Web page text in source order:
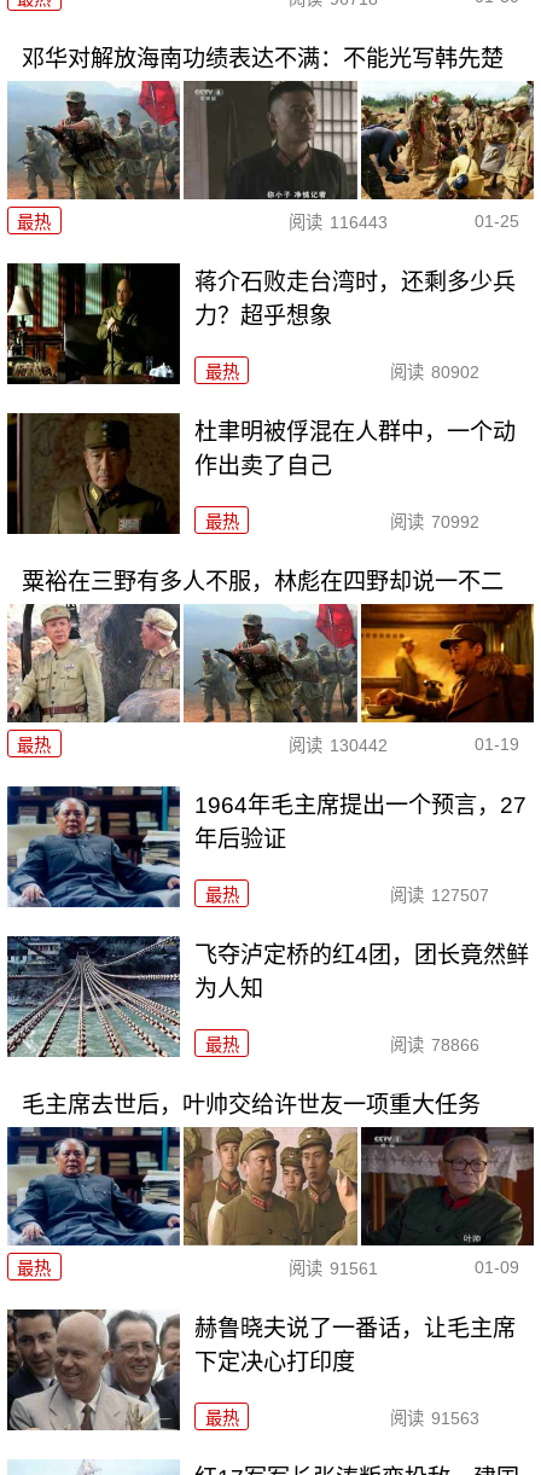
邓华对解放海南功绩表达不满：不能光写韩先楚
最热 阅读 116443 01-25
蒋介石败走台湾时，还剩多少兵
力？超乎想象
最热 阅读 80902
杜聿明被俘混在人群中，一个动
作出卖了自己
最热 阅读 70992
粟裕在三野有多人不服，林彪在四野却说一不二
最热 阅读 130442 01-19
1964年毛主席提出一个预言，27
年后验证
最热 阅读 127507
飞夺泸定桥的红4团，团长竟然鲜
为人知
最热 阅读 78866
毛主席去世后，叶帅交给许世友一项重大任务
最热 阅读 91561 01-09
赫鲁晓夫说了一番话，让毛主席
下定决心打印度
最热 阅读 91563